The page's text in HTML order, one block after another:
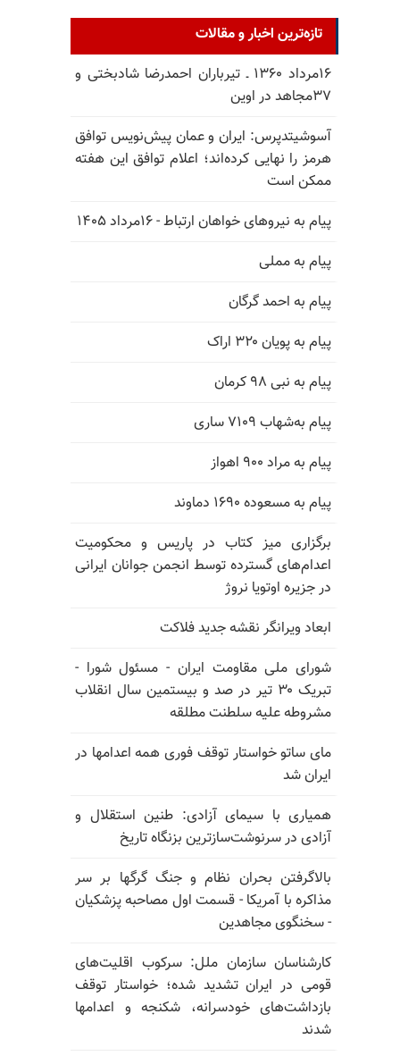
تازه‌ترین اخبار و مقالات
۱۶مرداد ۱۳۶۰ ـ تیرباران احمدرضا شادبختی و
۳۷مجاهد در اوین
آسوشیتدپرس: ایران و عمان پیش‌نویس توافق
هرمز را نهایی کرده‌اند؛ اعلام توافق این هفته
ممکن است
پیام به نیروهای خواهان ارتباط - ۱۶مرداد ۱۴۰۵
پیام به مملی
پیام به احمد گرگان
پیام به پویان ۳۲۰ اراک
پیام به نبی ۹۸ کرمان
پیام به‌شهاب ۷۱۰۹ ساری
پیام به مراد ۹۰۰ اهواز
پیام به مسعوده ۱۶۹۰ دماوند
برگزاری میز کتاب در پاریس و محکومیت
اعدام‌های گسترده توسط انجمن جوانان ایرانی
در جزیره اوتویا نروژ
ابعاد ویرانگر نقشه جدید فلاکت
شورای ملی مقاومت ایران - مسئول شورا -
تبریک ۳۰ تیر در صد و بیستمین سال انقلاب
مشروطه علیه سلطنت مطلقه
مای ساتو خواستار توقف فوری همه اعدامها در
ایران شد
همیاری با سیمای آزادی: طنین استقلال و
آزادی در سرنوشت‌سازترین بزنگاه تاریخ
بالا‌گرفتن بحران نظام و جنگ گرگها بر سر
مذاکره با آمریکا - قسمت اول مصاحبه پزشکیان
- سخنگوی مجاهدین
کارشناسان سازمان ملل: سرکوب اقلیت‌های
قومی در ایران تشدید شده؛ خواستار توقف
بازداشت‌های خودسرانه، شکنجه و اعدامها
شدند